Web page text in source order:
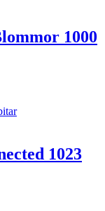
1000
1023